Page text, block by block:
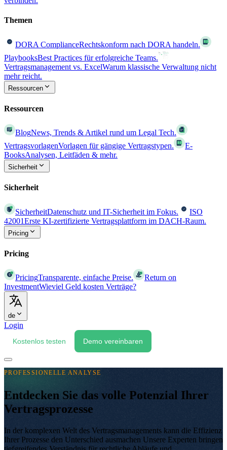
Themen
DORA ComplianceRechtskonform nach DORA handeln.
PlaybooksBest Practices für erfolgreiche Teams.
Vertragsmanagement vs. ExcelWarum klassische Verwaltung nicht
mehr reicht.
Ressourcen
Ressourcen
BlogNews, Trends & Artikel rund um Legal Tech.
VertragsvorlagenVorlagen für gängige Vertragstypen.
E-
BooksAnalysen, Leitfäden & mehr.
Sicherheit
Sicherheit
SicherheitDatenschutz und IT-Sicherheit im Fokus.
ISO
42001Erste KI-zertifizierte Vertragsplattform im DACH-Raum.
Pricing
Pricing
PricingTransparente, einfache Preise.
Return on
InvestmentWieviel Geld kosten Verträge?
de
Login
Kostenlos testen Demo vereinbaren
PROFESSIONELLE ANALYSE
Entdecken Sie das volle Potenzial Ihrer
Vertragsprozesse
In der komplexen Welt des Vertragsmanagements kann die Effizienz
Ihrer Prozesse den Unterschied ausmachen Unsere Experten bringen